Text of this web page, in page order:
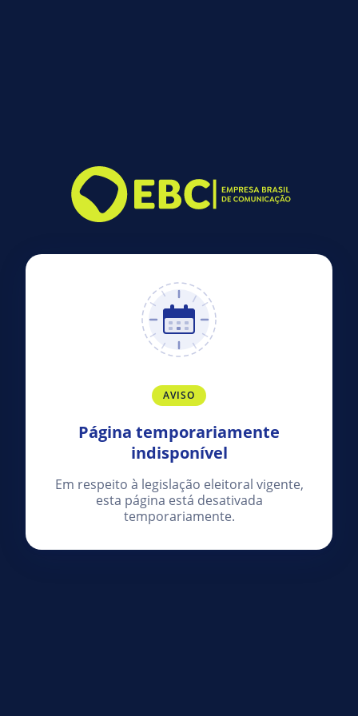
AVISO
Página temporariamente
indisponível
Em respeito à legislação eleitoral vigente,
esta página está desativada
temporariamente.